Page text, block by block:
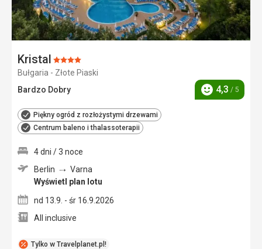
Kristal Ocena:
4/5
Bułgaria - Złote Piaski
Bardzo Dobry
Ocena
4,3 / 5
Piękny ogród z rozłożystymi drzewami
Centrum baleno i thalassoterapii
Tylko w Travelplanet.pl!
4 dni / 3 noce
Berlin
Varna
Wyświetl plan lotu
nd 13.9. - śr 16.9.2026
All inclusive